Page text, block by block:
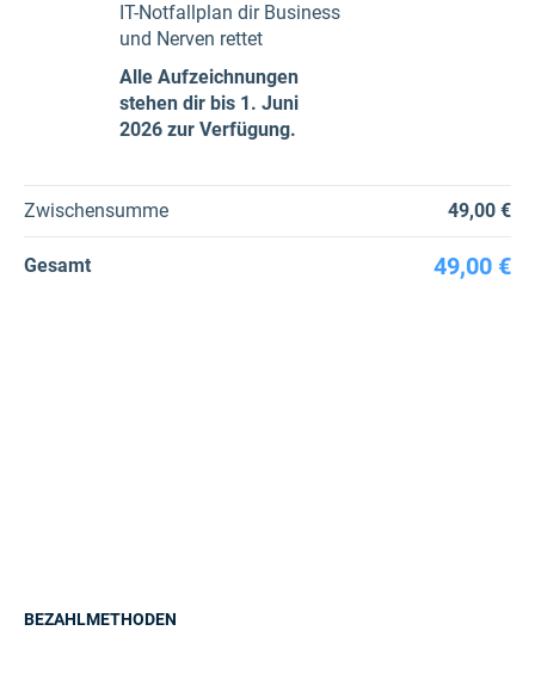
IT-Notfallplan dir Business
und Nerven rettet
Alle Aufzeichnungen
stehen dir bis 1. Juni
2026 zur Verfügung.
Zwischensumme 49,00 €
Gesamt 49,00 €
BEZAHLMETHODEN